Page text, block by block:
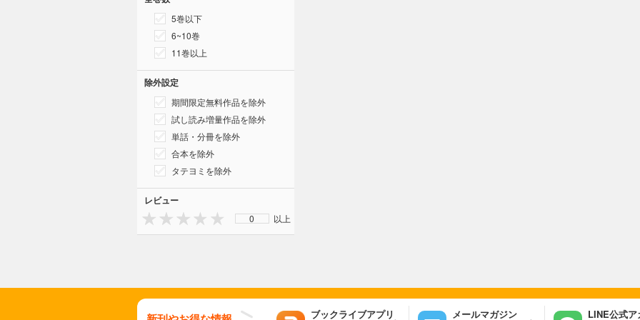
5巻以下
6~10巻
11巻以上
除外設定
期間限定無料作品を除外
試し読み増量作品を除外
単話・分冊を除外
合本を除外
タテヨミを除外
レビュー
0 以上
ブックライブアプリ メールマガジン LINE公式ア